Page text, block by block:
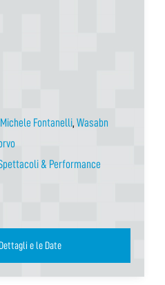
Michele Fontanelli, Wasabn
& Performance
e le Date